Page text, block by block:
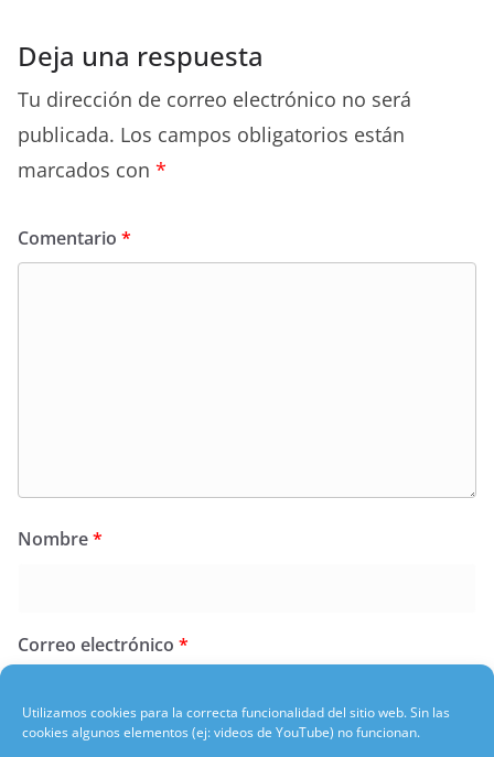
Utilizamos cookies para la correcta funcionalidad del sitio web. Sin las
cookies algunos elementos (ej: videos de YouTube) no funcionan.
Deja una respuesta
Tu dirección de correo electrónico no será
publicada. Los campos obligatorios están
marcados con *
Comentario *
Nombre*
Correo electrónico *